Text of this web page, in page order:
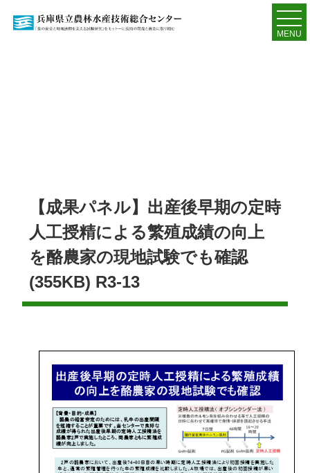
MENU
【成果パネル】出産後早期の定時
人工授精による繁殖成績の向上
を酪農家の現地試験でも確認
(355KB) R3-13